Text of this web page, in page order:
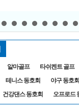
알마골프
타쉬켄트 골프
테니스 동호회
야구 동호회
건강댄스 동호회 오프로드